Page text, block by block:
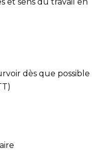
dès que possible